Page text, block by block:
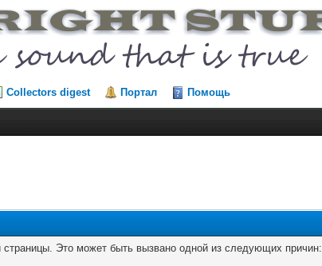
Collectors digest Портал Помощь
Это может быть вызвано одной из следующих причин: